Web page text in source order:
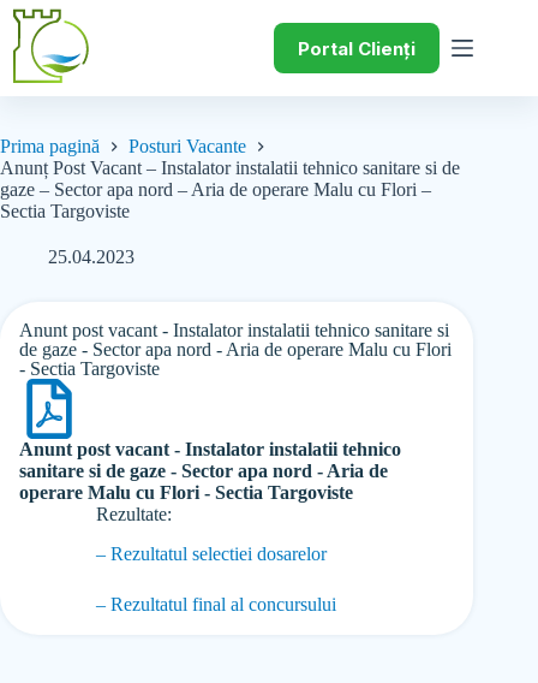
Portal Clienți
Prima pagină
Posturi Vacante
Anunț Post Vacant – Instalator instalatii tehnico sanitare si de
gaze – Sector apa nord – Aria de operare Malu cu Flori –
Sectia Targoviste
25.04.2023
Anunt post vacant - Instalator instalatii tehnico sanitare si
de gaze - Sector apa nord - Aria de operare Malu cu Flori
- Sectia Targoviste
Anunt post vacant - Instalator instalatii tehnico
sanitare si de gaze - Sector apa nord - Aria de
operare Malu cu Flori - Sectia Targoviste
Rezultate:
– Rezultatul selectiei dosarelor
– Rezultatul final al concursului